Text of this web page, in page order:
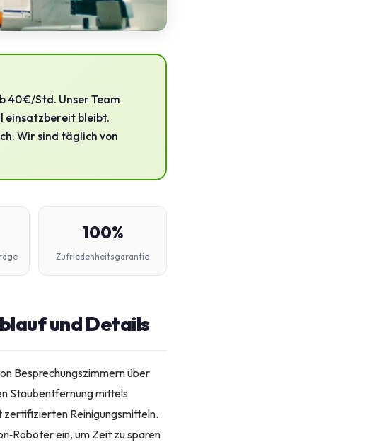
40 €/Std. Unser Team
einsatzbereit bleibt.
Wir sind täglich von
100%
Zufriedenheitsgarantie
und Details
Besprechungszimmern über
Staubentfernung mittels
zertifizierten Reinigungsmitteln.
ein, um Zeit zu sparen